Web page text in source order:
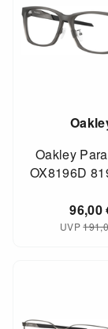
Oakley
OX8196D
96,00
UVP